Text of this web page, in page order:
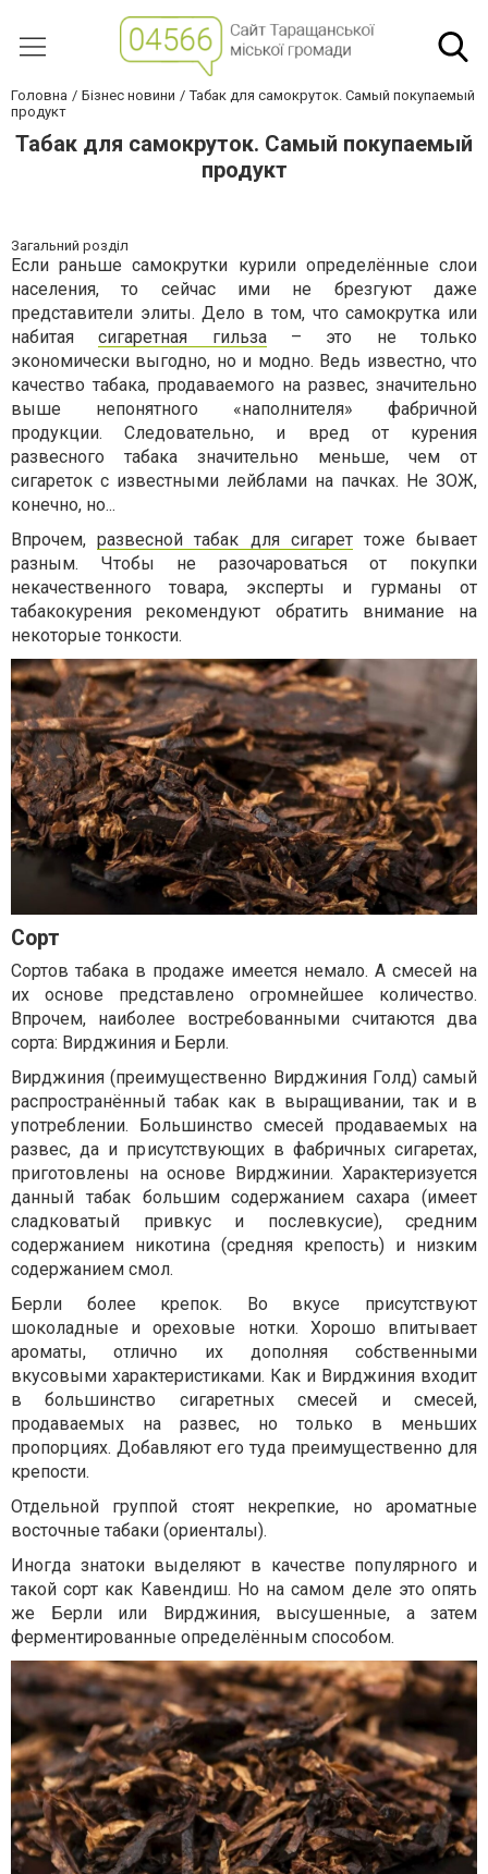
Головна Бізнес новини
Табак для самокруток. Самый покупаемый
продукт
Табак для самокруток. Самый покупаемый
продукт
Загальний розділ
Если раньше самокрутки курили определённые слои
населения, то сейчас ими не брезгуют даже
представители элиты. Дело в том, что самокрутка или
набитаясигаретная гильза– это не только
экономически выгодно, но и модно. Ведь известно, что
качество табака, продаваемого на развес, значительно
выше непонятного «наполнителя» фабричной
продукции. Следовательно, и вред от курения
развесного табака значительно меньше, чем от
сигареток с известными лейблами на пачках. Не ЗОЖ,
конечно, но...
Впрочем,развесной табак для сигареттоже бывает
разным. Чтобы не разочароваться от покупки
некачественного товара, эксперты и гурманы от
табакокурения рекомендуют обратить внимание на
некоторые тонкости.
Сорт
Сортов табака в продаже имеется немало. А смесей на
их основе представлено огромнейшее количество.
Впрочем, наиболее востребованными считаются два
сорта: Вирджиния и Берли.
Вирджиния (преимущественно Вирджиния Голд) самый
распространённый табак как в выращивании, так и в
употреблении. Большинство смесей продаваемых на
развес, да и присутствующих в фабричных сигаретах,
приготовлены на основе Вирджинии. Характеризуется
данный табак большим содержанием сахара (имеет
сладковатый привкус и послевкусие), средним
содержанием никотина (средняя крепость) и низким
содержанием смол.
Берли более крепок. Во вкусе присутствуют
шоколадные и ореховые нотки. Хорошо впитывает
ароматы, отлично их дополняя собственными
вкусовыми характеристиками. Как и Вирджиния входит
в большинство сигаретных смесей и смесей,
продаваемых на развес, но только в меньших
пропорциях. Добавляют его туда преимущественно для
крепости.
Отдельной группой стоят некрепкие, но ароматные
восточные табаки (ориенталы).
Иногда знатоки выделяют в качестве популярного и
такой сорт как Кавендиш. Но на самом деле это опять
же Берли или Вирджиния, высушенные, а затем
ферментированные определённым способом.